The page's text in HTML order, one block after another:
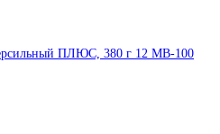
ПЛЮС, 380 г 12 МB-100